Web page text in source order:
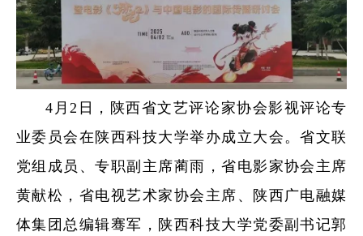
4月2日，陕西省文艺评论家协会影视评论专
业委员会在陕西科技大学举办成立大会。省文联
党组成员、专职副主席蔺雨，省电影家协会主席
黄献松，省电视艺术家协会主席、陕西广电融媒
体集团总编辑骞军，陕西科技大学党委副书记郭